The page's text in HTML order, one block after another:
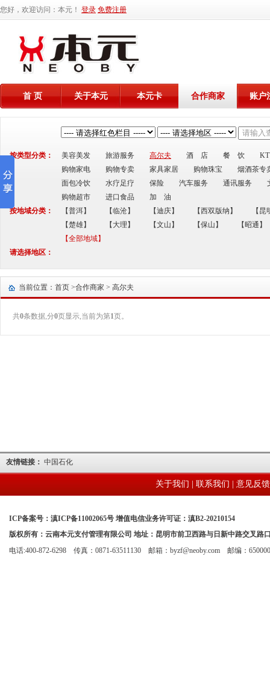
您好，欢迎访问：本元！ 登录 免费注册
首 页 关于本元 本元卡 合作商家 账户
按类型分类： 美容美发 旅游服务 高尔夫 酒 店 餐 饮
购物家电
购物专卖 家具家居 购物珠宝
烟酒茶专
面包冷饮
水疗足疗 保险 汽车服务 通讯服务
购物超市
进口食品
加 油
按地域分类：
【普洱】 【临沧】 【迪庆】 【西双版纳】
【昆
【楚雄】
【大理】 【文山】 【保山】
【昭通】
【全部地域】
请选择地区：
当前位置：首页 >合作商家 > 高尔夫
共0条数据,分0页显示,当前为第1页。
友情链接： 中国石化
关于我们 联系我们 意见反馈
ICP备案号：滇ICP备11002065号 增值电信业务许可证：滇B2-20210154
版权所有：云南本元支付管理有限公司 地址：昆明市前卫西路与日新中路交叉
电话:400-872-6298 传真：0871-63511130 邮箱：byzf@neoby.com 邮编：